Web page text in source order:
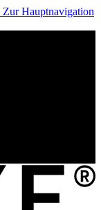
Zur Hauptnavigation